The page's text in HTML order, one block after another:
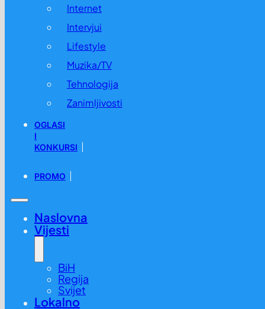
Internet
Intervjui
Lifestyle
Muzika/TV
Tehnologija
Zanimljivosti
OGLASI
I
KONKURSI
PROMO
Naslovna
Vijesti
BiH
Regija
Svijet
Lokalno